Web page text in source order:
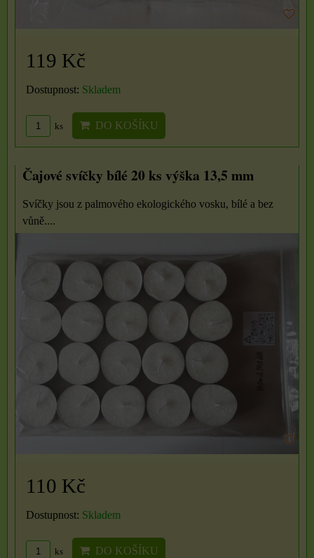
119 Kč
Dostupnost: Skladem
ks DO KOŠÍKU
Čajové svíčky bílé 20 ks výška 13,5 mm
Svíčky jsou z palmového ekologického vosku, bílé a bez
vůně....
110 Kč
Dostupnost: Skladem
ks DO KOŠÍKU